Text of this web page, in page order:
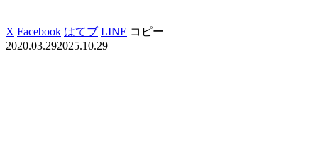
X Facebook はてブ LINE コピー
2020.03.292025.10.29